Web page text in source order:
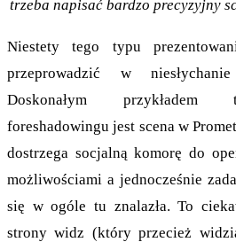
trzeba napisać bardzo precyzyjny
Niestety tego typu
przeprowadzić w
Doskonałym przykładem
foreshadowingu jest scena w
dostrzega socjalną komorę do
możliwościami a jednocześnie
się w ogóle tu znalazła. To
strony widz (który przecież